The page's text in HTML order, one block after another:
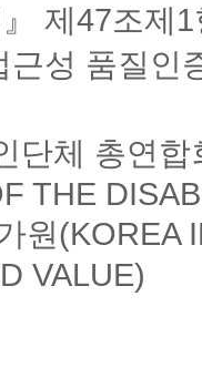
』 제47조
성 품질인
단체 총연
THE
원(KOREA
VALUE)